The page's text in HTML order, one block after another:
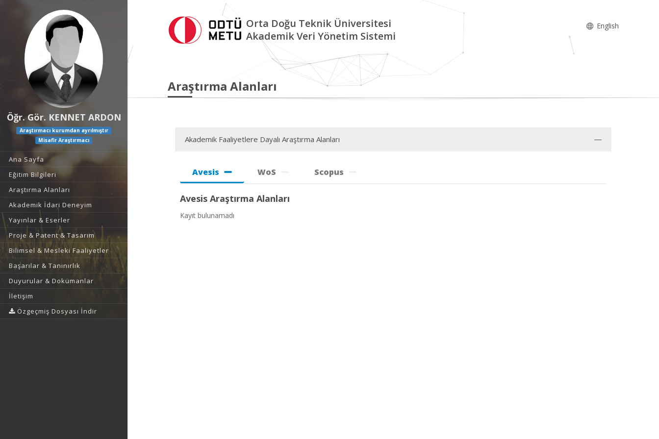
Öğr. Gör. KENNET ARDON
Araştırmacı kurumdan ayrılmıştır
Misafir Araştırmacı
Ana Sayfa
Eğitim Bilgileri
Araştırma Alanları
Akademik İdari Deneyim
Yayınlar & Eserler
Proje & Patent & Tasarım
Bilimsel & Mesleki Faaliyetler
Başarılar & Tanınırlık
Duyurular & Dokümanlar
İletişim
Özgeçmiş Dosyası İndir
Orta Doğu Teknik Üniversitesi
Akademik Veri Yönetim Sistemi
English
Araştırma Alanları
Akademik Faaliyetlere Dayalı Araştırma Alanları
Avesis WoS Scopus
Avesis Araştırma Alanları
Kayıt bulunamadı